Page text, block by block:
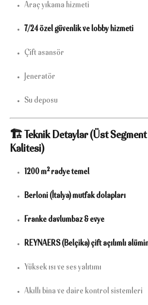
Araç yıkama hizmeti
7/24 özel güvenlik ve lobby hizmeti
Çift asansör
Jeneratör
Su deposu
🏗 Teknik Detaylar (Üst Segment
Kalitesi)
1200 m² radye temel
Berloni (İtalya) mutfak dolapları
Franke davlumbaz & evye
REYNAERS (Belçika) çift açılımlı
Yüksek ısı ve ses yalıtımı
Akıllı bina ve daire kontrol sistemleri